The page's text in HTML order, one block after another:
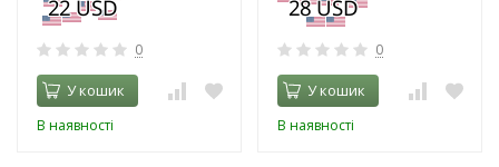
0
У кошик
В наявності
0
У кошик
В наявності